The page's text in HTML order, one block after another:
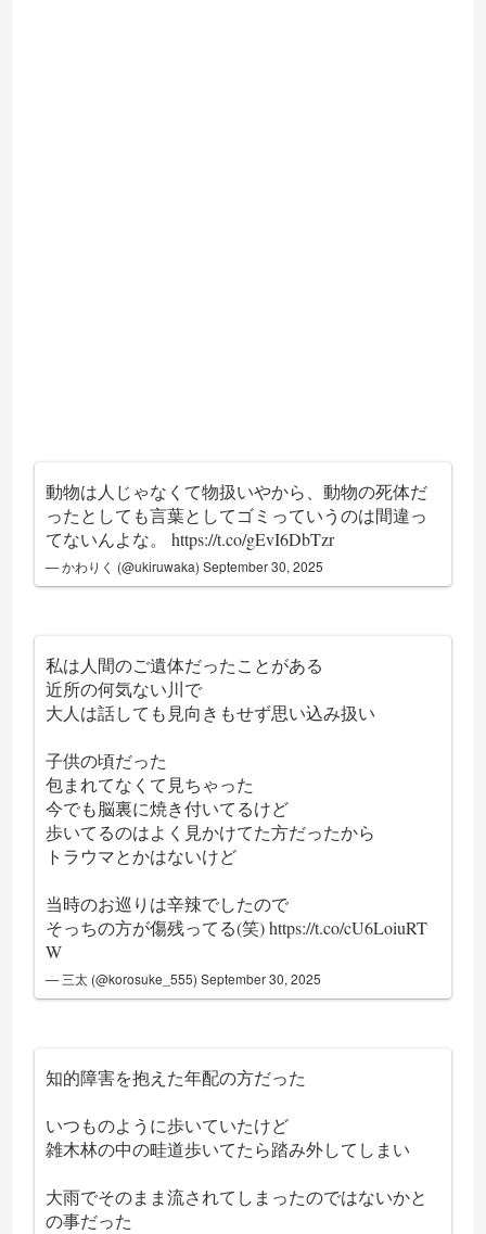
動物は人じゃなくて物扱いやから、動物の死体だ
ったとしても言葉としてゴミっていうのは間違っ
てないんよな。https://t.co/gEvI6DbTzr
— かわりく (@ukiruwaka)September 30, 2025
私は人間のご遺体だったことがある
近所の何気ない川で
大人は話しても見向きもせず思い込み扱い
子供の頃だった
包まれてなくて見ちゃった
今でも脳裏に焼き付いてるけど
歩いてるのはよく見かけてた方だったから
トラウマとかはないけど
当時のお巡りは辛辣でしたので
そっちの方が傷残ってる(笑)https://t.co/cU6LoiuRT
W
— 三太 (@korosuke_555)September 30, 2025
知的障害を抱えた年配の方だった
いつものように歩いていたけど
雑木林の中の畦道歩いてたら踏み外してしまい
大雨でそのまま流されてしまったのではないかと
の事だった